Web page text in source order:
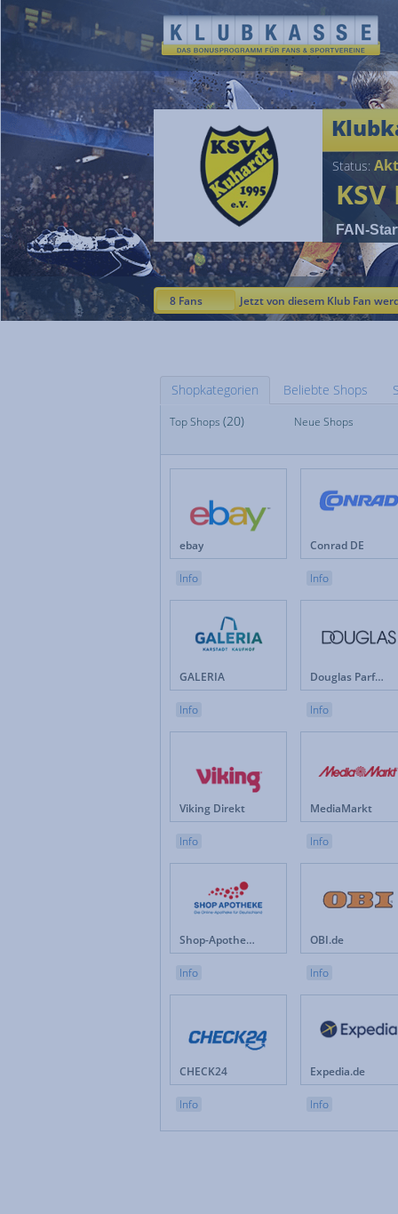
Status:
FAN-
8 Fans Jetzt von diesem Klub Fan
Shopkategorien Beliebte Shops
Top Shops
Apotheken
Baby & Kinder
Blumen
Brillen & Kontaktlinsen
Bücher & Zeitschriften
Büro & Betrieb
Elektronik & Haushaltgeräte
Energieversorger
Versicherungen & Finanzen
Weihnachten
Top Shops (20) Neue Shops
ebay
Info
Conrad DE
Info
GALERIA
Info
Douglas Parfümerie DE
Info
Viking Direkt
Info
MediaMarkt
Info
Shop-Apotheke.com
Info
OBI.de
Info
CHECK24
Info
Expedia.de
Info